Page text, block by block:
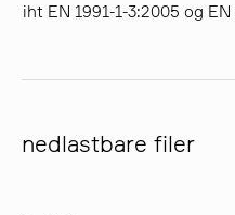
iht EN 1991-1-3:2005 og EN
nedlastbare filer